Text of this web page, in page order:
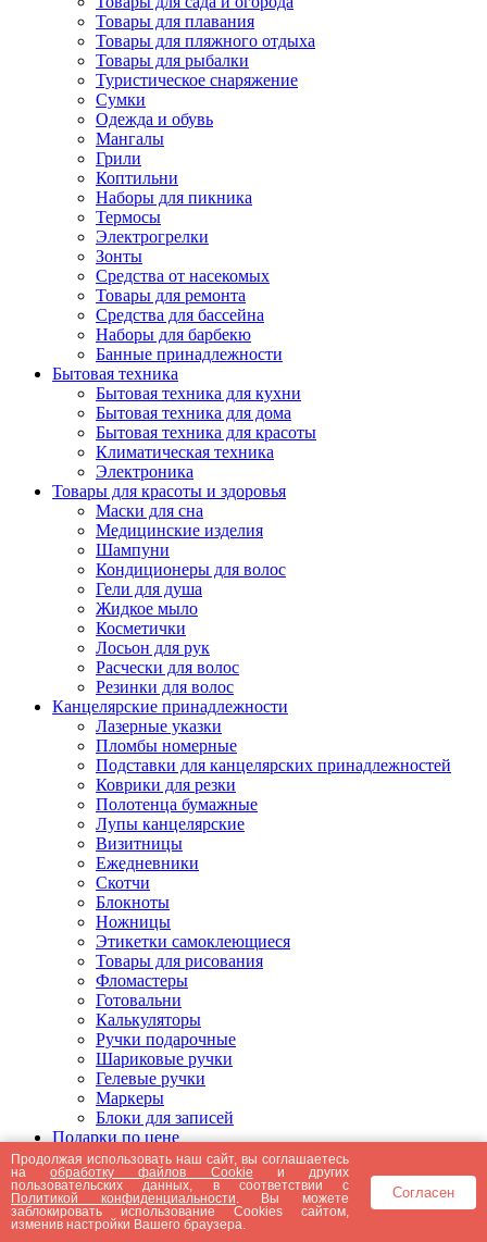
Товары для плавания
Товары для пляжного отдыха
Товары для рыбалки
Туристическое снаряжение
Сумки
Одежда и обувь
Мангалы
Грили
Коптильни
Наборы для пикника
Термосы
Электрогрелки
Зонты
Средства от насекомых
Товары для ремонта
Средства для бассейна
Наборы для барбекю
Банные принадлежности
Бытовая техника
Бытовая техника для кухни
Бытовая техника для дома
Бытовая техника для красоты
Климатическая техника
Электроника
Товары для красоты и здоровья
Маски для сна
Медицинские изделия
Шампуни
Кондиционеры для волос
Гели для душа
Жидкое мыло
Косметички
Лосьон для рук
Расчески для волос
Резинки для волос
Канцелярские принадлежности
Лазерные указки
Пломбы номерные
Подставки для канцелярских принадлежностей
Коврики для резки
Полотенца бумажные
Лупы канцелярские
Визитницы
Ежедневники
Скотчи
Блокноты
Ножницы
Этикетки самоклеющиеся
Товары для рисования
Фломастеры
Готовальни
Калькуляторы
Ручки подарочные
Шариковые ручки
Гелевые ручки
Маркеры
Блоки для записей
Подарки по цене
Подарки от 5000 рублей
Подарки до 5000 рублей
Подарки до 3000 рублей
Подарки до 2000 рублей
Подарки до 1000 рублей
Продолжая использовать наш сайт, вы соглашаетесь
наобработку файлов Cookie и других
пользовательских данных, в соответствии с
Политикой конфиденциальности . Вы можете
заблокировать использование Cookies сайтом,
изменив настройки Вашего браузера.
Согласен